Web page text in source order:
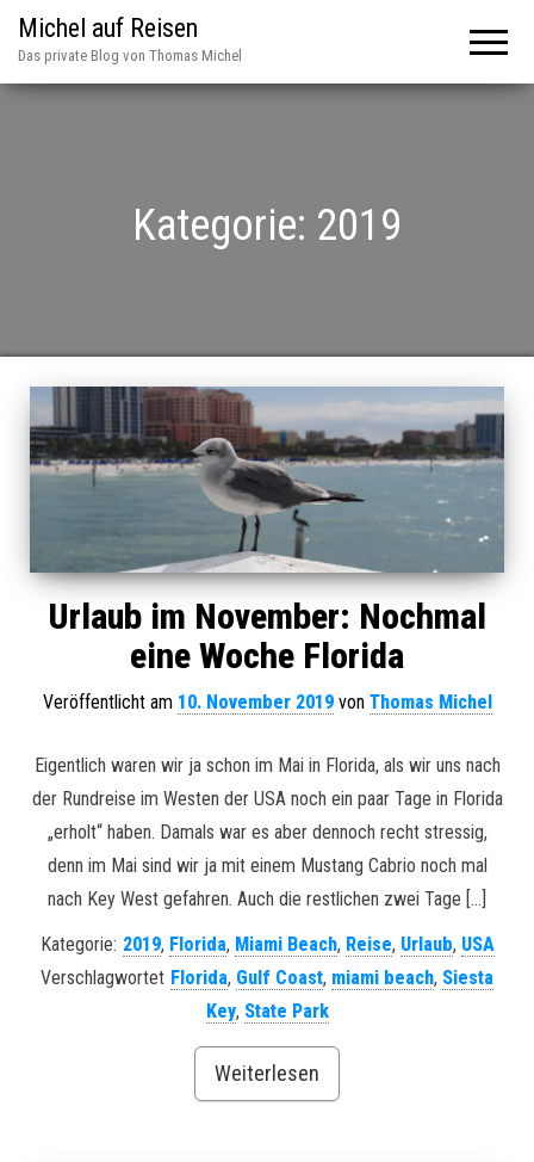
Michel auf Reisen
Das private Blog von Thomas Michel
Kategorie: 2019
Urlaub im November: Nochmal
eine Woche Florida
Veröffentlicht am 10. November 2019von Thomas Michel
Eigentlich waren wir ja schon im Mai in Florida, als wir uns nach
der Rundreise im Westen der USA noch ein paar Tage in Florida
„erholt“ haben. Damals war es aber dennoch recht stressig,
denn im Mai sind wir ja mit einem Mustang Cabrio noch mal
nach Key West gefahren. Auch die restlichen zwei Tage […]
Kategorie: 2019, Florida, Miami Beach, Reise, Urlaub, USA
Verschlagwortet Florida, Gulf Coast, miami beach, Siesta
Key, State Park
Weiterlesen